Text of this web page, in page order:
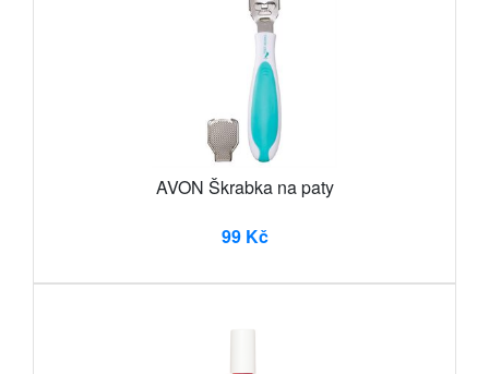
AVON Škrabka na paty
99 Kč